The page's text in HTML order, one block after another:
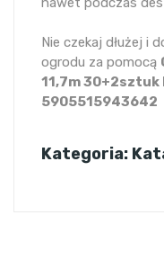
Nie czekaj dłużej i
ogrodu za pomocą
11,7m 30+2sztuk
5905515943642
Kategoria: